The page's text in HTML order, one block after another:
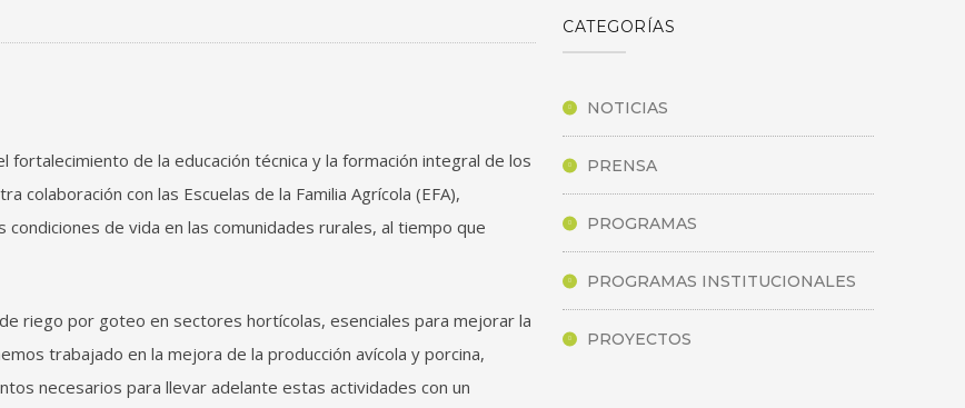
fortalecimiento de la educación técnica y la formación integral de los
colaboración con las Escuelas de la Familia Agrícola (EFA),
de vida en las comunidades rurales, al tiempo que
riego por goteo en sectores hortícolas, esenciales para mejorar la
trabajado en la mejora de la producción avícola y porcina,
necesarios para llevar adelante estas actividades con un
CATEGORÍAS
NOTICIAS
PRENSA
PROGRAMAS
PROGRAMAS INSTITUCIONALES
PROYECTOS